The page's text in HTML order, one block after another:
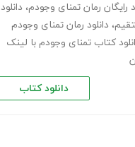
رایگان رمان تمنای وجودم، دانلود
، دانلود رمان تمنای وجودم
کتاب تمنای وجودم با لینک
دانلود کتاب